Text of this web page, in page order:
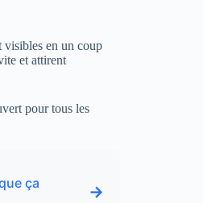
visibles en un coup
et attirent
pour tous les
ça
→